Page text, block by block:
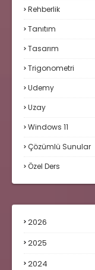
Rehberlik
Tanıtım
Tasarım
Trigonometri
Udemy
Uzay
Windows 11
Çözümlü Sunular
Özel Ders
2026
2025
2024